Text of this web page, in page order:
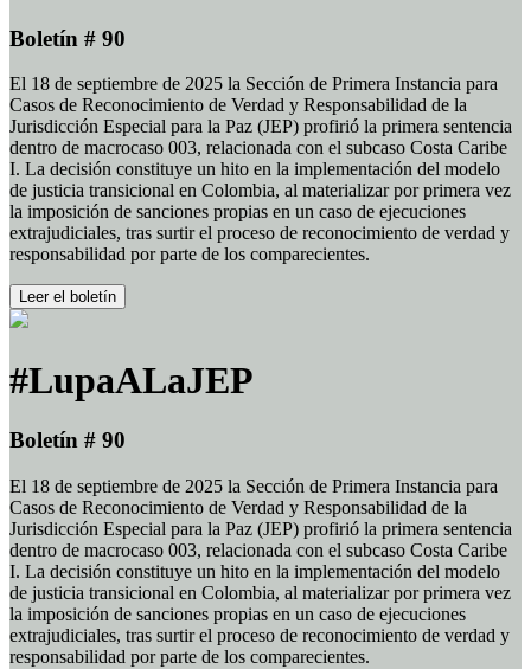
Boletín # 90
El 18 de septiembre de 2025 la Sección de Primera Instancia para
Casos de Reconocimiento de Verdad y Responsabilidad de la
Jurisdicción Especial para la Paz (JEP) profirió la primera sentencia
dentro de macrocaso 003, relacionada con el subcaso Costa Caribe
I. La decisión constituye un hito en la implementación del modelo
de justicia transicional en Colombia, al materializar por primera vez
la imposición de sanciones propias en un caso de ejecuciones
extrajudiciales, tras surtir el proceso de reconocimiento de verdad y
responsabilidad por parte de los comparecientes.
Leer el boletín
#LupaALaJEP
Boletín # 90
El 18 de septiembre de 2025 la Sección de Primera Instancia para
Casos de Reconocimiento de Verdad y Responsabilidad de la
Jurisdicción Especial para la Paz (JEP) profirió la primera sentencia
dentro de macrocaso 003, relacionada con el subcaso Costa Caribe
I. La decisión constituye un hito en la implementación del modelo
de justicia transicional en Colombia, al materializar por primera vez
la imposición de sanciones propias en un caso de ejecuciones
extrajudiciales, tras surtir el proceso de reconocimiento de verdad y
responsabilidad por parte de los comparecientes.